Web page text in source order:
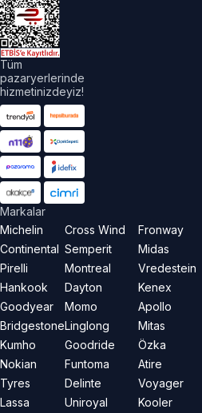
Tüm
pazaryerlerinde
hizmetinizdeyiz!
Markalar
Michelin
Continental
Pirelli
Hankook
Goodyear
Bridgestone
Kumho
Nokian
Tyres
Lassa
Cross Wind
Semperit
Montreal
Dayton
Momo
Linglong
Goodride
Funtoma
Delinte
Uniroyal
Fronway
Midas
Vredestein
Kenex
Apollo
Mitas
Özka
Atire
Voyager
Kooler